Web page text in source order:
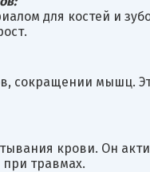
для костей и
сокращении мышц.
крови. Он
травмах.